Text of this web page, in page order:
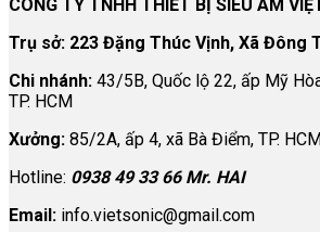
CÔNG TY TNHH THIẾT BỊ SIÊU ÂM
Trụ sở: 223 Đặng Thúc Vịnh, Xã Đông
Chi nhánh: 43/5B, Quốc lộ 22, ấp Mỹ
TP. HCM
Xưởng: 85/2A, ấp 4, xã Bà Điểm, TP.
Hotline: 0938 49 33 66 Mr. HAI
Email: info.vietsonic@gmail.com